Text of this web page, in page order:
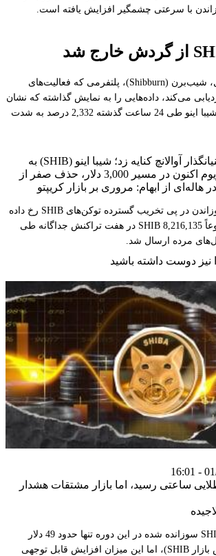
با سرعتی چشمگیر افزایش یافته است.
تا روز پنجشنبه 2 آوریل، شیب‌برن (Shibburn)، پلتفرمی که فعالیت‌های
می‌کند، داده‌هایی را به نمایش گذاشته که نشان
می‌دهد نرخ سوزاندن شیبا اینو طی 24 ساعت گذشته 2,332 درصد به شدت
مدیرعامل ریپل به بنیانگذار آوالانچ کنایه زد؛ شیبا اینو (SHIB) به
زندگی بازگشت، اتریوم اکنون در مسیر 3,000 دلار، حذف صفر از
افزایش عظیم نرخ سوزاندن در پی تخریب گسترده توکن‌های SHIB رخ داده
است که طی آن مجموعاً 8,216,135 SHIB در هفت تراکنش جداگانه طی
مرده ارسال شد.
دوست داشته باشید
ساعتی رسید، اما بازار مشتقات هشدار
اگرچه ارزش مقدار SHIB سوزانده شده در این دوره تنها حدود 49 دلار
است (بر اساس ارزش بازار SHIB)، اما این میزان افزایش قابل توجهی